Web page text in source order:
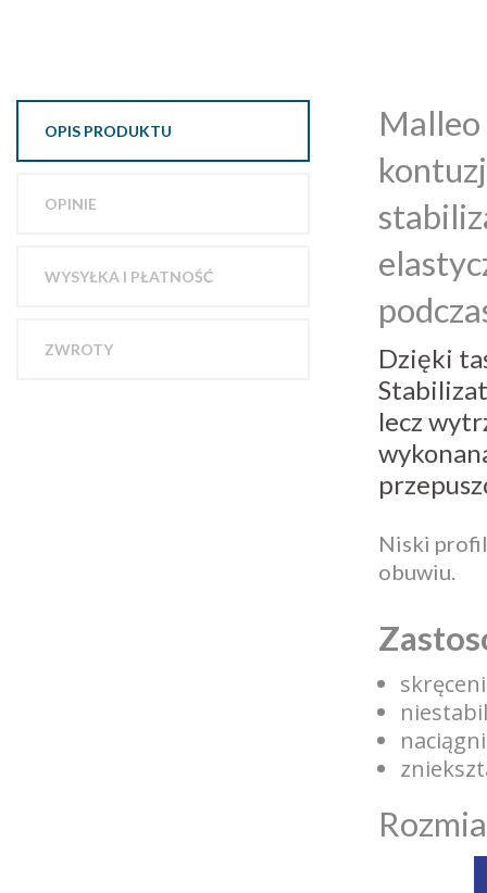
OPIS PRODUKTU
OPINIE
WYSYŁKA I PŁATNOŚĆ
ZWROTY
Malleo
Dzięki
lecz
Niski profil
obuwiu.